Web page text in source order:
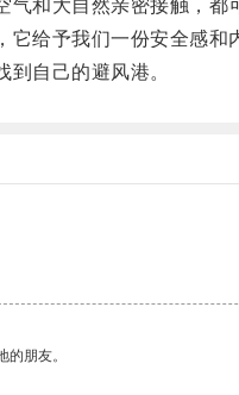
大自然亲密接触，都
予我们一份安全感和
自己的避风港。
朋友。